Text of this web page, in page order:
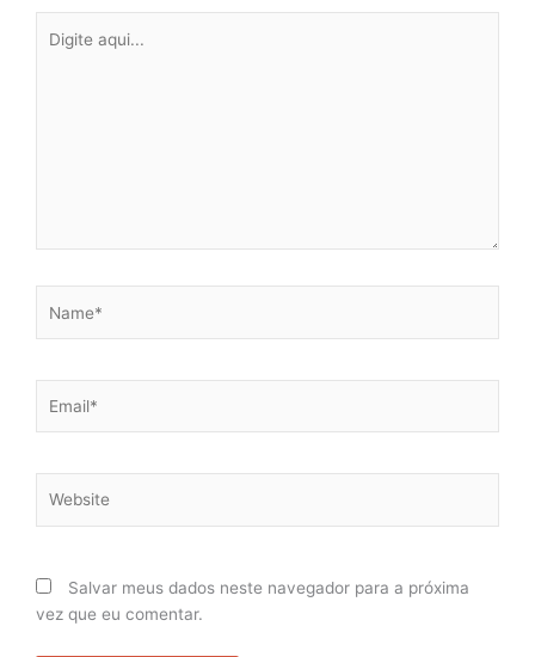
aqui...
Salvar meus dados neste navegador para a próxima
vez que eu comentar.